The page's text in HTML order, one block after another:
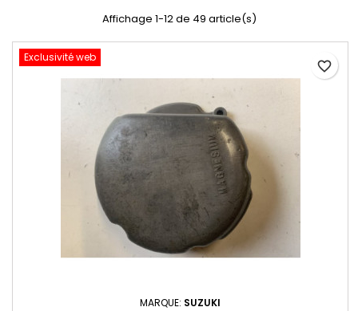
Affichage 1-12 de 49 article(s)
Exclusivité web
MARQUE: SUZUKI
favorite_border